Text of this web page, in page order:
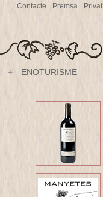
Privat
Premsa
Contacte
+ ENOTURISME